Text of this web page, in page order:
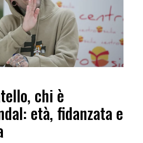
chi è
età, fidanzata e